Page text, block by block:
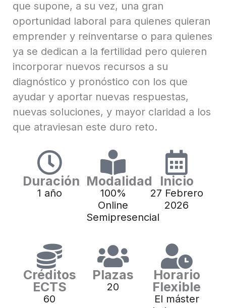
que supone, a su vez, una gran
oportunidad laboral para quienes quieran
emprender y reinventarse o para quienes
ya se dedican a la fertilidad pero quieren
incorporar nuevos recursos a su
diagnóstico y pronóstico con los que
ayudar y aportar nuevas respuestas,
nuevas soluciones, y mayor claridad a los
que atraviesan este duro reto.
Duración
1 año
Modalidad
100%
Online
Semipresencial
Inicio
27 Febrero
2026
Créditos
ECTS
60
Plazas
20
Horario
Flexible
El máster